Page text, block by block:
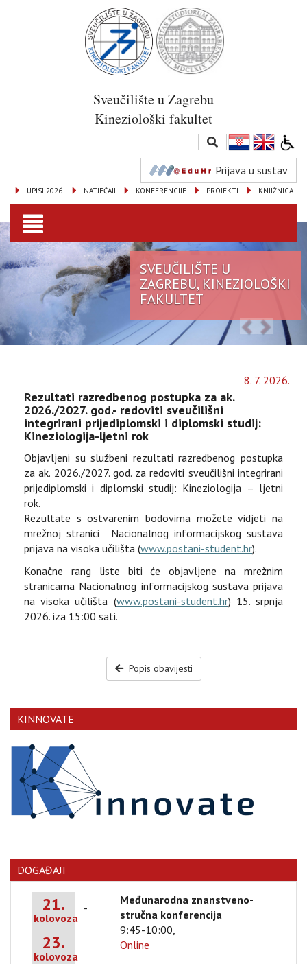
Sveučilište u Zagrebu
Kineziološki fakultet
Prijava u sustav
KNJIŽNICA
PROJEKTI
KONFERENCIJE
NATJEČAJI
UPISI 2026.
Toggle
navigation
SVEUČILIŠTE U
ZAGREBU, KINEZIOLOŠKI
FAKULTET
8. 7. 2026.
Rezultati razredbenog postupka za ak.
2026./2027. god.- redoviti sveučilišni
integrirani prijediplomski i diplomski studij:
Kineziologija-ljetni rok
Objavljeni su službeni rezultati razredbenog postupka
za ak. 2026./2027. god. za redoviti sveučilišni integrirani
prijediplomski i diplomski studij: Kineziologija – ljetni
rok.
Rezultate s ostvarenim bodovima možete vidjeti na
mrežnoj stranici Nacionalnog informacijskog sustava
prijava na visoka učilišta (www.postani-student.hr).
Konačne rang liste biti će objavljene na mrežnim
stranicama Nacionalnog informacijskog sustava prijava
na visoka učilišta (www.postani-student.hr) 15. srpnja
2026. iza 15:00 sati.
Popis obavijesti
KINNOVATE
DOGAĐAJI
21.
kolovoza
-
23.
kolovoza
Međunarodna znanstveno-
stručna konferencija
9:45-10:00,
Online